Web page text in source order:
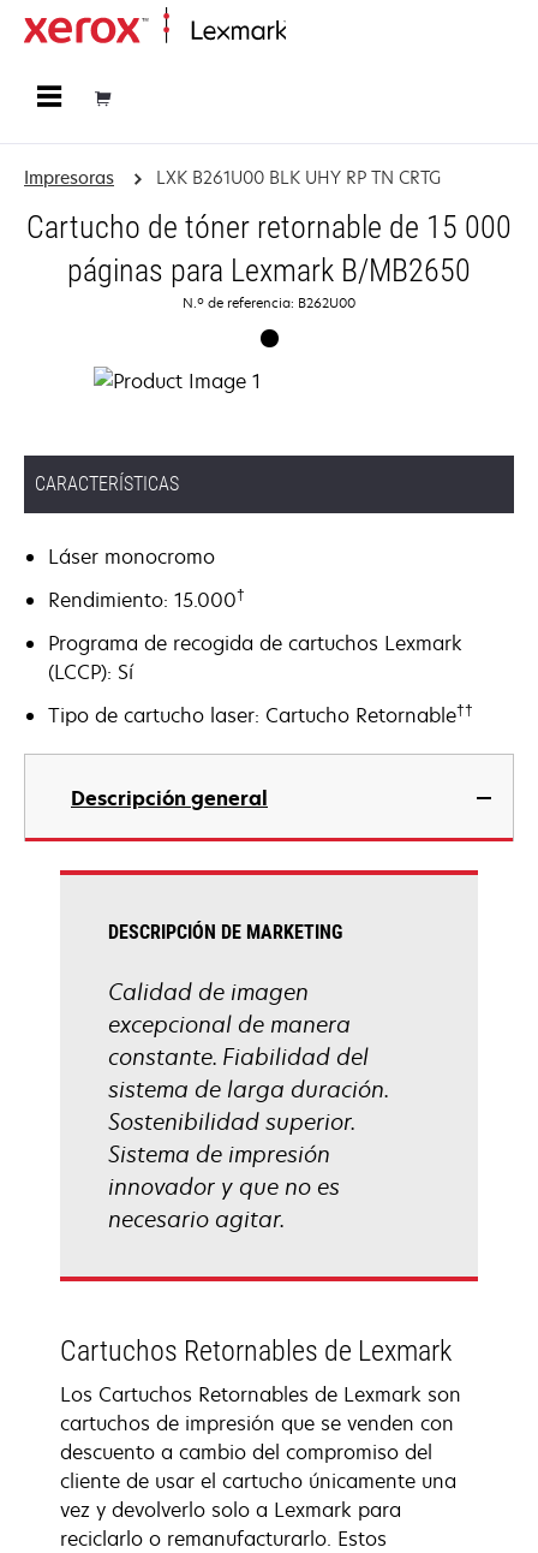
Impresoras LXK B261U00 BLK UHY RP TN CRTG
Cartucho de tóner retornable de 15 000
páginas para Lexmark B/MB2650
N.º de referencia: B262U00
CARACTERÍSTICAS
Láser monocromo
Rendimiento: 15.000†
Programa de recogida de cartuchos Lexmark
(LCCP): Sí
Tipo de cartucho laser: Cartucho Retornable††
Descripción general
DESCRIPCIÓN DE MARKETING
Calidad de imagen
excepcional de manera
constante. Fiabilidad del
sistema de larga duración.
Sostenibilidad superior.
Sistema de impresión
innovador y que no es
necesario agitar.
Cartuchos Retornables de Lexmark
Los Cartuchos Retornables de Lexmark son
cartuchos de impresión que se venden con
descuento a cambio del compromiso del
cliente de usar el cartucho únicamente una
vez y devolverlo solo a Lexmark para
reciclarlo o remanufacturarlo. Estos